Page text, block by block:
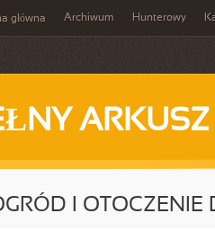
główna Archiwum Hunterowy
ARKUSZ
I OTOCZENIE